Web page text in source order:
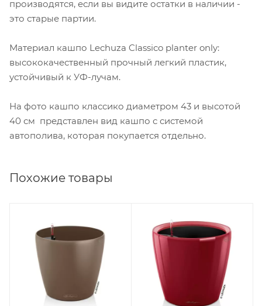
производятся, если вы видите остатки в наличии -
это старые партии.
Материал кашпо Lechuza Classico planter only:
высококачественный прочный легкий пластик,
устойчивый к УФ-лучам.
На фото кашпо классико диаметром 43 и высотой
40 см представлен вид кашпо с системой
автополива, которая покупается отдельно.
Похожие товары